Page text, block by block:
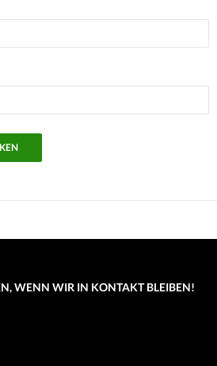
WENN WIR IN KONTAKT BLEIBEN!